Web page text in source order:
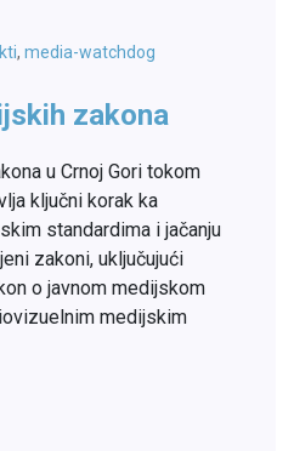
, media-watchdog
zakona
u Crnoj Gori tokom
ključni korak ka
standardima i jačanju
zakoni, uključujući
o javnom medijskom
medijskim